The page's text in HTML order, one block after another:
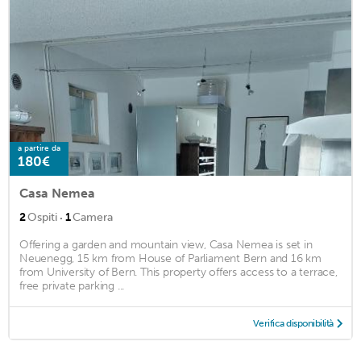
a partire da
180€
Casa Nemea
2Ospiti · 1Camera
Offering a garden and mountain view, Casa Nemea is set in
Neuenegg, 15 km from House of Parliament Bern and 16 km
from University of Bern. This property offers access to a terrace,
free private parking ...
Verifica disponibilità